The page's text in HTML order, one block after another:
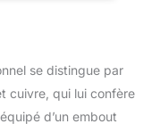
: équipé de 2
3D
se distingue par
cuivre, qui lui confère
d’un embout